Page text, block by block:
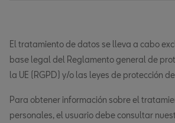
El tratamiento de datos se lleva a cabo
base legal del Reglamento general de
la UE (RGPD) y/o las leyes de protección
Para obtener información sobre el
personales, el usuario debe consultar